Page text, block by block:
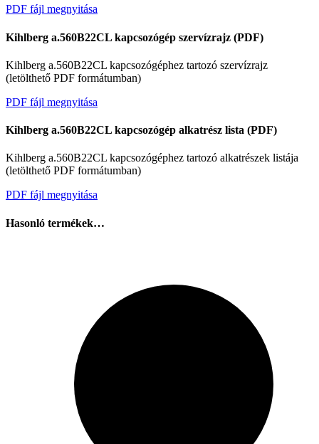
PDF fájl megnyitása
Kihlberg a.560B22CL kapcsozógép szervízrajz (PDF)
Kihlberg a.560B22CL kapcsozógéphez tartozó szervízrajz
(letölthető PDF formátumban)
PDF fájl megnyitása
Kihlberg a.560B22CL kapcsozógép alkatrész lista (PDF)
Kihlberg a.560B22CL kapcsozógéphez tartozó alkatrészek listája
(letölthető PDF formátumban)
PDF fájl megnyitása
Hasonló termékek…